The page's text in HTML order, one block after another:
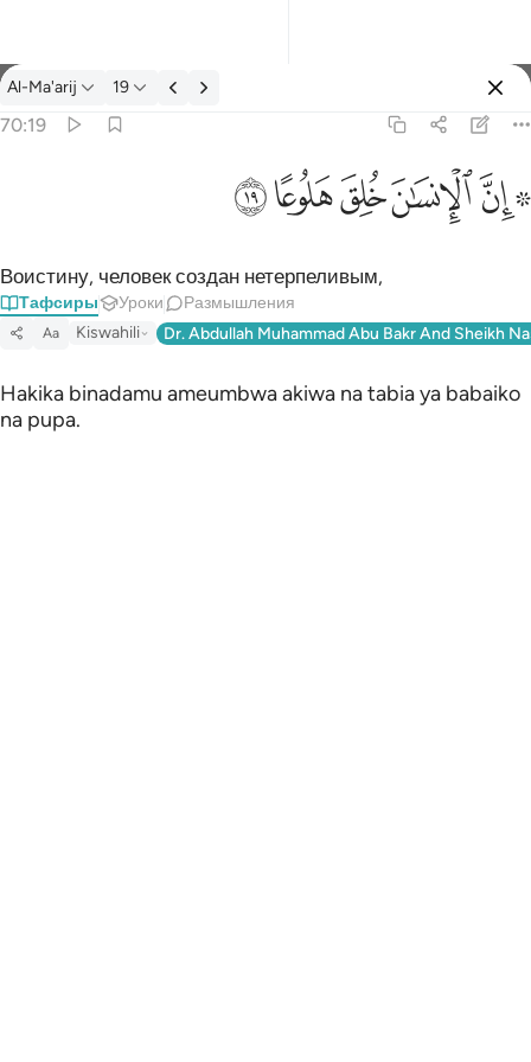
Тафсир: Al-Ma'arij 70:19
Al-Ma'arij 19
70:19
ﱪ ﱫﱬﱭﱮﱯ
Воистину, человек создан нетерпеливым,
Тафсиры Уроки Размышления
Aa Kiswahili Dr. Abdullah Muhammad Abu Bakr And Sheikh
Hakika binadamu ameumbwa akiwa na tabia ya babaiko
na pupa.